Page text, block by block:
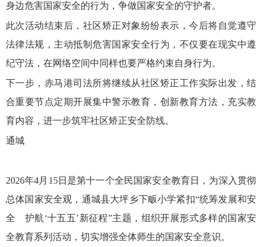
身边危害国家安全的行为，争做国家安全的守护者。
此次活动结束后，社区矫正对象纷纷表示，今后将自觉遵守
法律法规，主动抵制危害国家安全行为，不仅要在现实中遵
纪守法，在网络空间中同样也要严格约束自身行为。
下一步，赤马港司法所将继续从社区矫正工作实际出发，结
合重要节点定期开展集中警示教育，创新教育方法，充实教
育内容，进一步筑牢社区矫正安全防线。
通城
2026年4月15日是第十一个全民国家安全教育日，为深入贯彻
总体国家安全观，通城县大坪乡下畈小学紧扣“统筹发展和安
全 护航‘十五五’新征程”主题，组织开展形式多样的国家安
全教育系列活动，切实增强全体师生的国家安全意识。